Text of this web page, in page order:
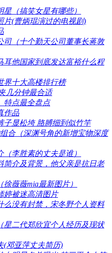
（搞笑女星有哪些）
片(曹炳琨演过的电视剧)
司（十个勤天公司董事长蒋敦
耳他国家到底发达富裕什么程
界十大高楼排行榜
几分钟最合适
特点最全盘点
作品
子显松垮 胳膊细到似竹竿
合（深渊号角的新增宝物深度
李胜素的丈夫是谁）
简介及背景，他父亲是抗日老
薇薇mia最新图片）
婷被迷高清图片
么没有封禁，宋冬野个人资料
星二代郑欣宜个人经历及现状
(邓亚萍丈夫简历)